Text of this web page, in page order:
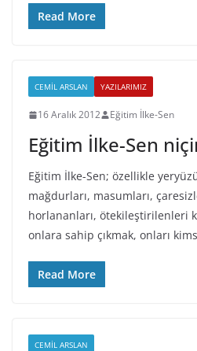
Read More
CEMIL ARSLAN YAZILARIMIZ
16 Aralık 2012 Eğitim İlke-Sen
Eğitim İlke-Sen
Eğitim İlke-Sen; özellikle
mağdurları, masumları,
horlananları, ötekileştirilenleri
onlara sahip çıkmak, onları
Read More
CEMIL ARSLAN